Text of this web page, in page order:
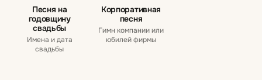
Песня на
годовщину
свадьбы
Имена и дата
свадьбы
Корпоративная
песня
Гимн компании или
юбилей фирмы